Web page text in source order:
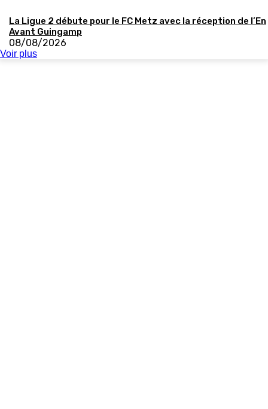
La Ligue 2 débute pour le FC Metz avec la réception de l’En
Avant Guingamp
08/08/2026
Voir plus